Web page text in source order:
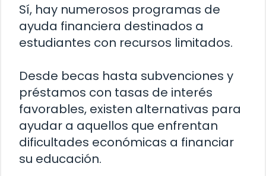
Sí, hay numerosos programas de
ayuda financiera destinados a
estudiantes con recursos limitados.
Desde becas hasta subvenciones y
préstamos con tasas de interés
favorables, existen alternativas para
ayudar a aquellos que enfrentan
dificultades económicas a financiar
su educación.